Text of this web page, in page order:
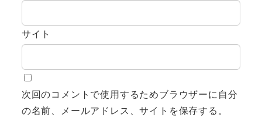
サイト
次回のコメントで使用するためブラウザーに自分
の名前、メールアドレス、サイトを保存する。